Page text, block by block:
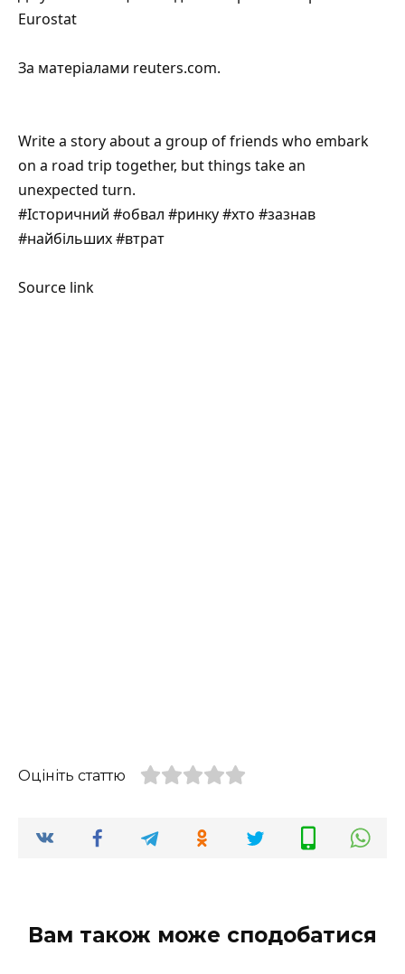
Eurostat
За матеріалами reuters.com.
Write a story about a group of friends who embark
on a road trip together, but things take an
unexpected turn.
#Історичний #обвал #ринку #хто #зазнав
#найбільших #втрат
Source link
Оцініть статтю
Вам також може сподобатися